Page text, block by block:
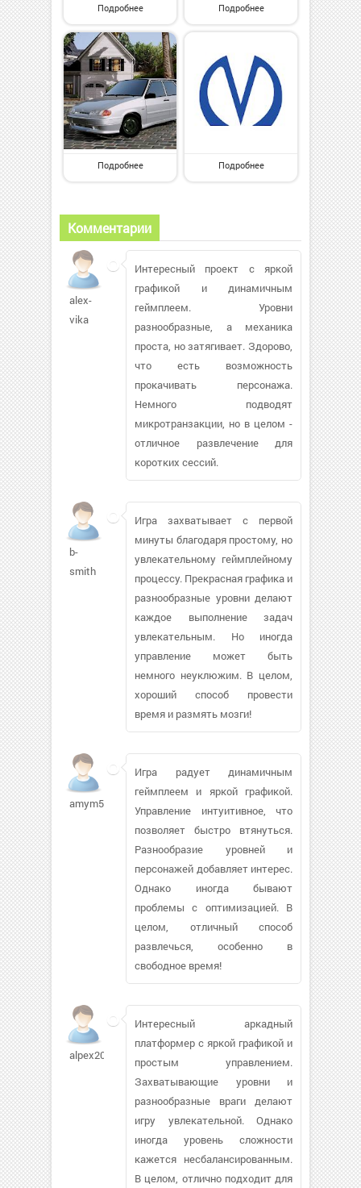
Подробнее Подробнее
Подробнее Подробнее
Комментарии
alex-
vika
Интересный проект с яркой
графикой и динамичным
геймплеем. Уровни
разнообразные, а механика
проста, но затягивает. Здорово,
что есть возможность
прокачивать персонажа.
Немного подводят
микротранзакции, но в целом -
отличное развлечение для
коротких сессий.
b-
smith
Игра захватывает с первой
минуты благодаря простому, но
увлекательному геймплейному
процессу. Прекрасная графика и
разнообразные уровни делают
каждое выполнение задач
увлекательным. Но иногда
управление может быть
немного неуклюжим. В целом,
хороший способ провести
время и размять мозги!
amym53
Игра радует динамичным
геймплеем и яркой графикой.
Управление интуитивное, что
позволяет быстро втянуться.
Разнообразие уровней и
персонажей добавляет интерес.
Однако иногда бывают
проблемы с оптимизацией. В
целом, отличный способ
развлечься, особенно в
свободное время!
alpex2001
Интересный аркадный
платформер с яркой графикой и
простым управлением.
Захватывающие уровни и
разнообразные враги делают
игру увлекательной. Однако
иногда уровень сложности
кажется несбалансированным.
В целом, отлично подходит для